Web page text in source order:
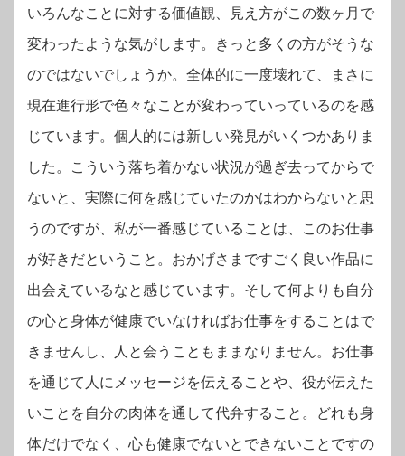
いろんなことに対する価値観、見え方がこの数ヶ月で
変わったような気がします。きっと多くの方がそうな
のではないでしょうか。全体的に一度壊れて、まさに
現在進行形で色々なことが変わっていっているのを感
じています。個人的には新しい発見がいくつかありま
した。こういう落ち着かない状況が過ぎ去ってからで
ないと、実際に何を感じていたのかはわからないと思
うのですが、私が一番感じていることは、このお仕事
が好きだということ。おかげさまですごく良い作品に
出会えているなと感じています。そして何よりも自分
の心と身体が健康でいなければお仕事をすることはで
きませんし、人と会うこともままなりません。お仕事
を通じて人にメッセージを伝えることや、役が伝えた
いことを自分の肉体を通して代弁すること。どれも身
体だけでなく、心も健康でないとできないことですの